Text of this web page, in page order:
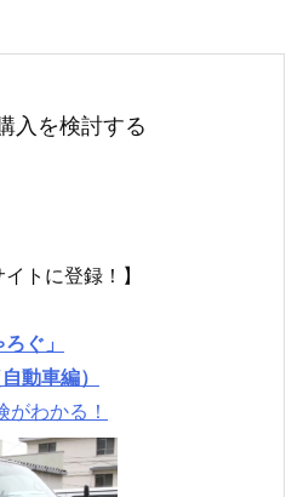
入を検討する
トに登録！】
ぐ」
動車編）
わかる！